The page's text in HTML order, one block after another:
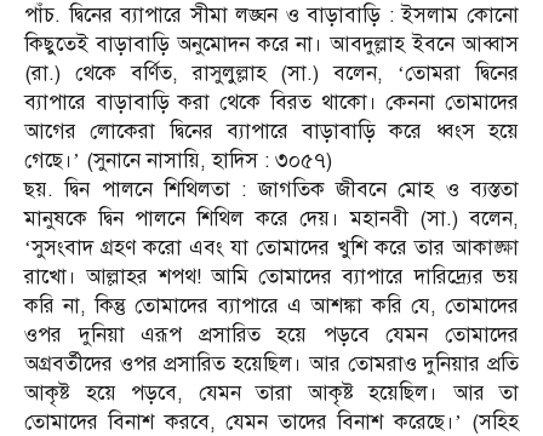
পাঁচ. দ্বিনের ব্যাপারে সীমা লঙ্ঘন ও বাড়াবাড়ি : ইসলাম কোনো
কিছুতেই বাড়াবাড়ি অনুমোদন করে না। আবদুল্লাহ ইবনে আব্বাস
(রা.) থেকে বর্ণিত, রাসুলুল্লাহ (সা.) বলেন, ‘তোমরা দ্বিনের
ব্যাপারে বাড়াবাড়ি করা থেকে বিরত থাকো। কেননা তোমাদের
আগের লোকেরা দ্বিনের ব্যাপারে বাড়াবাড়ি করে ধ্বংস হয়ে
গেছে।’ (সুনানে নাসায়ি, হাদিস : ৩০৫৭)
ছয়. দ্বিন পালনে শিথিলতা : জাগতিক জীবনে মোহ ও ব্যস্ততা
মানুষকে দ্বিন পালনে শিথিল করে দেয়। মহানবী (সা.) বলেন,
‘সুসংবাদ গ্রহণ করো এবং যা তোমাদের খুশি করে তার আকাঙ্ক্ষা
রাখো। আল্লাহর শপথ! আমি তোমাদের ব্যাপারে দারিদ্র্যের ভয়
করি না, কিন্তু তোমাদের ব্যাপারে এ আশঙ্কা করি যে, তোমাদের
ওপর দুনিয়া এরূপ প্রসারিত হয়ে পড়বে যেমন তোমাদের
অগ্রবর্তীদের ওপর প্রসারিত হয়েছিল। আর তোমরাও দুনিয়ার প্রতি
আকৃষ্ট হয়ে পড়বে, যেমন তারা আকৃষ্ট হয়েছিল। আর তা
তোমাদের বিনাশ করবে, যেমন তাদের বিনাশ করেছে।’ (সহিহ